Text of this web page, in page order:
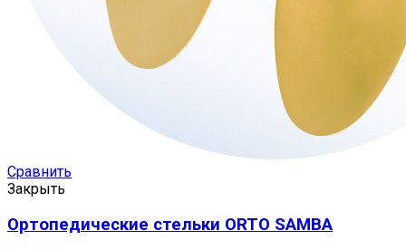
Сравнить
Закрыть
Ортопедические стельки ORTO SAMBA